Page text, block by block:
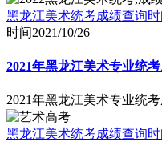
黑龙江美术统考成绩查询时
时间2021/10/26
2021年黑龙江美术专业统
2021年黑龙江美术专业统
黑龙江美术统考成绩查询时